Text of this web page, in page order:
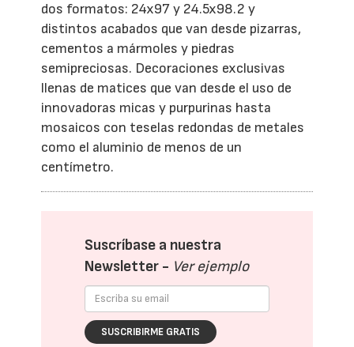
dos formatos: 24x97 y 24.5x98.2 y
distintos acabados que van desde pizarras,
cementos a mármoles y piedras
semipreciosas. Decoraciones exclusivas
llenas de matices que van desde el uso de
innovadoras micas y purpurinas hasta
mosaicos con teselas redondas de metales
como el aluminio de menos de un
centímetro.
Suscríbase a nuestra
Newsletter - Ver ejemplo
SUSCRIBIRME GRATIS